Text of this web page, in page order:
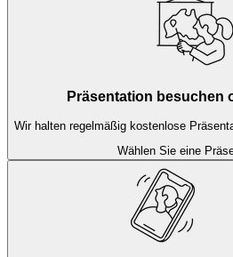
Präsentation besuchen
Wir halten regelmäßig kostenlose
Wählen Sie eine